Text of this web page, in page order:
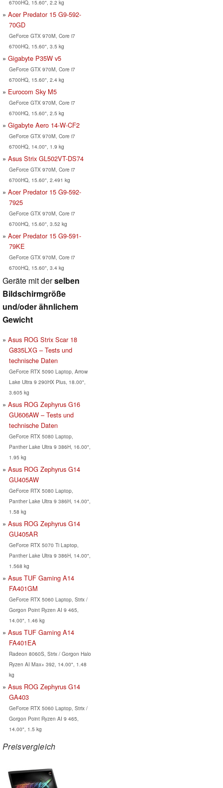
6700HQ, 15.60", 2.2 kg
Acer Predator 15 G9-592-
70GD
GeForce GTX 970M, Core i7
6700HQ, 15.60", 3.5 kg
Gigabyte P35W v5
GeForce GTX 970M, Core i7
6700HQ, 15.60", 2.4 kg
Eurocom Sky M5
GeForce GTX 970M, Core i7
6700HQ, 15.60", 2.5 kg
Gigabyte Aero 14-W-CF2
GeForce GTX 970M, Core i7
6700HQ, 14.00", 1.9 kg
Asus Strix GL502VT-DS74
GeForce GTX 970M, Core i7
6700HQ, 15.60", 2.491 kg
Acer Predator 15 G9-592-
7925
GeForce GTX 970M, Core i7
6700HQ, 15.60", 3.52 kg
Acer Predator 15 G9-591-
79KE
GeForce GTX 970M, Core i7
6700HQ, 15.60", 3.4 kg
Geräte mit derselben
Bildschirmgröße
und/oder ähnlichem
Gewicht
Asus ROG Strix Scar 18
G835LXG – Tests und
technische Daten
GeForce RTX 5090 Laptop, Arrow
Lake Ultra 9 290HX Plus, 18.00",
3.605 kg
Asus ROG Zephyrus G16
GU606AW – Tests und
technische Daten
GeForce RTX 5080 Laptop,
Panther Lake Ultra 9 386H, 16.00",
1.95 kg
Asus ROG Zephyrus G14
GU405AW
GeForce RTX 5080 Laptop,
Panther Lake Ultra 9 386H, 14.00",
1.58 kg
Asus ROG Zephyrus G14
GU405AR
GeForce RTX 5070 Ti Laptop,
Panther Lake Ultra 9 386H, 14.00",
1.568 kg
Asus TUF Gaming A14
FA401GM
GeForce RTX 5060 Laptop, Strix /
Gorgon Point Ryzen AI 9 465,
14.00", 1.46 kg
Asus TUF Gaming A14
FA401EA
Radeon 8060S, Strix / Gorgon Halo
Ryzen AI Max+ 392, 14.00", 1.48
kg
Asus ROG Zephyrus G14
GA403
GeForce RTX 5060 Laptop, Strix /
Gorgon Point Ryzen AI 9 465,
14.00", 1.5 kg
Preisvergleich